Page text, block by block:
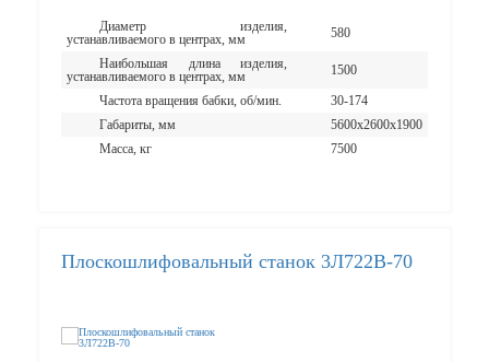
Диаметр изделия,
устанавливаемого в центрах, мм
580
Наибольшая длина изделия,
устанавливаемого в центрах, мм
1500
Частота вращения бабки, об/мин.
30-174
Габариты, мм
5600х2600х1900
Масса, кг
7500
Плоскошлифовальный станок 3Л722В-70